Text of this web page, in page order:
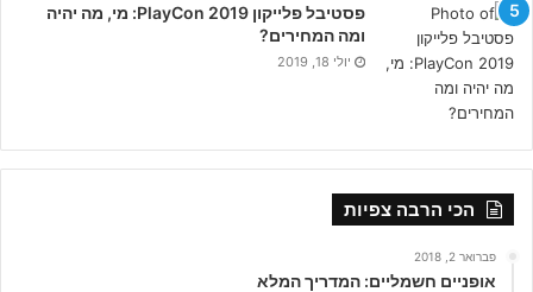
פסטיבל פלייקון PlayCon 2019: מי, מה יהיה
ומה המחירים?
יולי 18, 2019
הכי הרבה צפיות
פברואר 2, 2018
אופניים חשמליים: המדריך המלא